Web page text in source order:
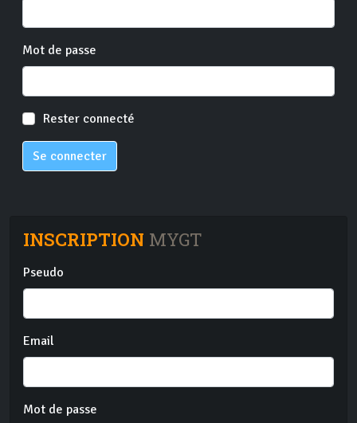
Mot de passe
Rester connecté
Se connecter
INSCRIPTION MYGT
Pseudo
Email
Mot de passe